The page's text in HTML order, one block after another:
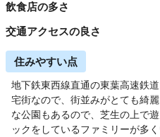
飲食店の多さ
交通アクセスの良さ
住みやすい点
地下鉄東西線直通の東葉高速鉄
宅街なので、街並みがとても綺
な公園もあるので、芝生の上で
ックをしているファミリーが多